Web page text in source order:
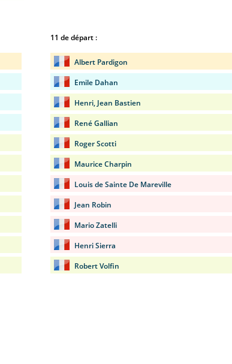
11 de départ :
Albert Pardigon
Emile Dahan
Henri, Jean Bastien
René Gallian
Roger Scotti
Maurice Charpin
Louis de Sainte De Mareville
Jean Robin
Mario Zatelli
Henri Sierra
Robert Volfin